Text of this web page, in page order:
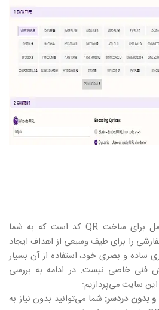
برای ساخت QRکد است که به شما
را برای طیف وسیعی از اهداف ایجاد
ساده و بصری خود، استفاده از آن بسیار
فنی خاصی نیست. در ادامه به بررسی
سایت می‌پردازیم:
شما می‌توانید بدون نیاز به